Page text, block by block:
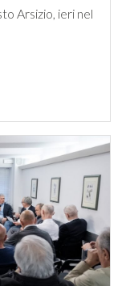
Arsizio, ieri nel